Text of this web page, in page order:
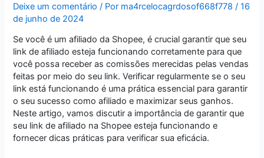
Deixe um comentário / Por ma4rcelocagrdosof668f778/16
de junho de 2024
Se você é um afiliado da Shopee, é crucial garantir que seu
link de afiliado esteja funcionando corretamente para que
você possa receber as comissões merecidas pelas vendas
feitas por meio do seu link. Verificar regularmente se o seu
link está funcionando é uma prática essencial para garantir
o seu sucesso como afiliado e maximizar seus ganhos.
Neste artigo, vamos discutir a importância de garantir que
seu link de afiliado na Shopee esteja funcionando e
fornecer dicas práticas para verificar sua eficácia.